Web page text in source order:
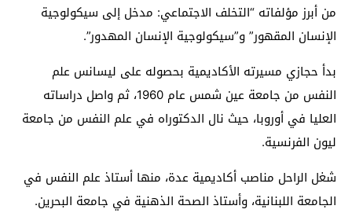
من أبرز مؤلفاته “التخلف الاجتماعي: مدخل إلى سيكولوجية
الإنسان المقهور” و”سيكولوجية الإنسان المهدور”.
بدأ حجازي مسيرته الأكاديمية بحصوله على ليسانس علم
النفس من جامعة عين شمس عام 1960، ثم واصل دراساته
العليا في أوروبا، حيث نال الدكتوراه في علم النفس من جامعة
ليون الفرنسية.
شغل الراحل مناصب أكاديمية عدة، منها أستاذ علم النفس في
الجامعة اللبنانية، وأستاذ الصحة الذهنية في جامعة البحرين.